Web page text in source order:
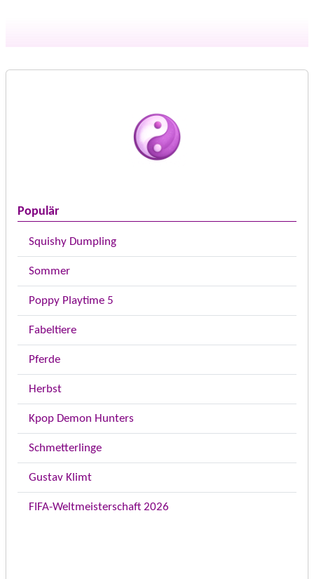
Populär
Squishy Dumpling
Sommer
Poppy Playtime 5
Fabeltiere
Pferde
Herbst
Kpop Demon Hunters
Schmetterlinge
Gustav Klimt
FIFA-Weltmeisterschaft 2026